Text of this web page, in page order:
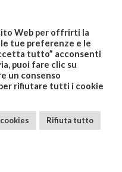
Web per offrirti la
tue preferenze e le
tutto” acconsenti
puoi fare clic su
un consenso
rifiutare tutti i cookie
Rifiuta tutto